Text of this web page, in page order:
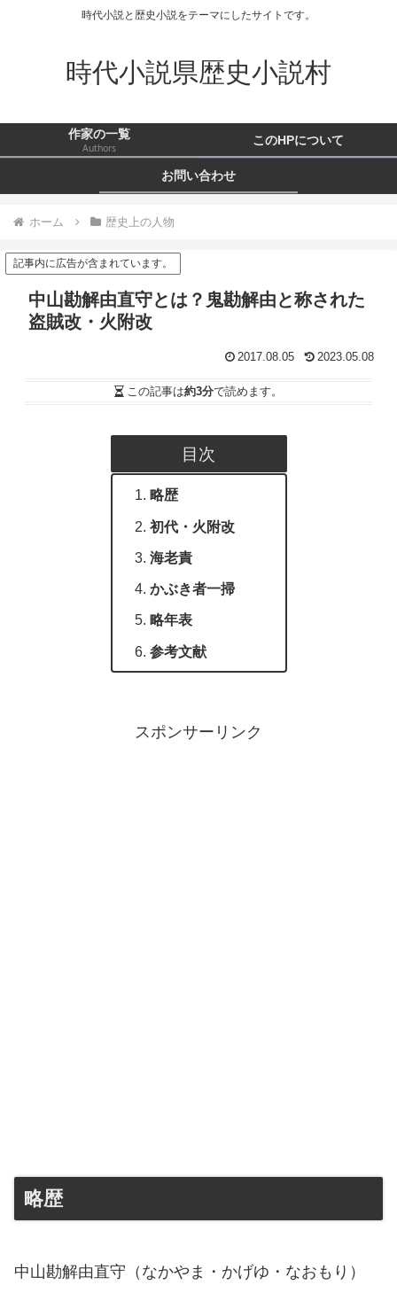
時代小説と歴史小説をテーマにしたサイトです。
時代小説県歴史小説村
作家の一覧
Authors
このHPについて
お問い合わせ
ホーム 歴史上の人物
記事内に広告が含まれています。
中山勘解由直守とは？鬼勘解由と称された
盗賊改・火附改
2017.08.05 2023.05.08
この記事は約3分で読めます。
目次
略歴
初代・火附改
海老責
かぶき者一掃
略年表
参考文献
スポンサーリンク
略歴
中山勘解由直守（なかやま・かげゆ・なおもり）